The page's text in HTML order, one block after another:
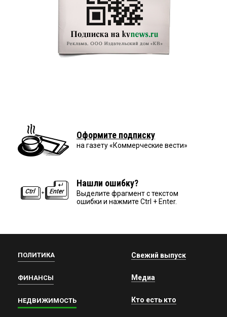
Оформите подписку
на газету «Коммерческие вести»
Нашли ошибку?
Выделите фрагмент с текстом
ошибки и нажмите Ctrl + Enter.
ПОЛИТИКА
ФИНАНСЫ
НЕДВИЖИМОСТЬ
Свежий выпуск
Медиа
Кто есть кто